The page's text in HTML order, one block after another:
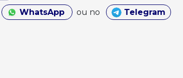
WhatsApp ou no Telegram